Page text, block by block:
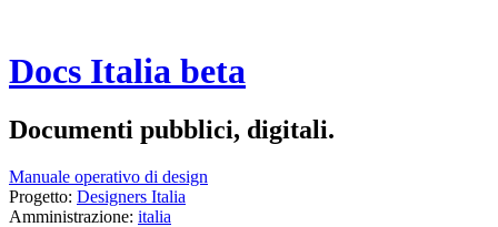
Docs Italia beta
Documenti pubblici, digitali.
Manuale operativo di design
Progetto: Designers Italia
Amministrazione: italia